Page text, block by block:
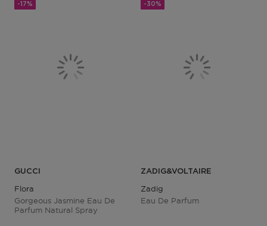
-17%
GUCCI
Flora
Gorgeous Jasmine Eau De
Parfum Natural Spray
-30%
ZADIG&VOLTAIRE
Zadig
Eau De Parfum